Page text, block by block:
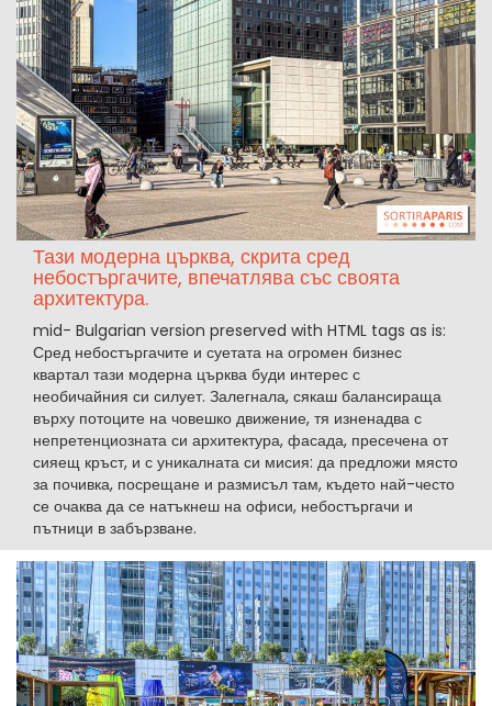
Тази модерна църква, скрита сред
небостъргачите, впечатлява със своята
архитектура.
mid- Bulgarian version preserved with HTML tags as is:
Сред небостъргачите и суетата на огромен бизнес
квартал тази модерна църква буди интерес с
необичайния си силует. Залегнала, сякаш балансираща
върху потоците на човешко движение, тя изненадва с
непретенциозната си архитектура, фасада, пресечена от
сияещ кръст, и с уникалната си мисия: да предложи място
за почивка, посрещане и размисъл там, където най-често
се очаква да се натъкнеш на офиси, небостъргачи и
пътници в забързване.